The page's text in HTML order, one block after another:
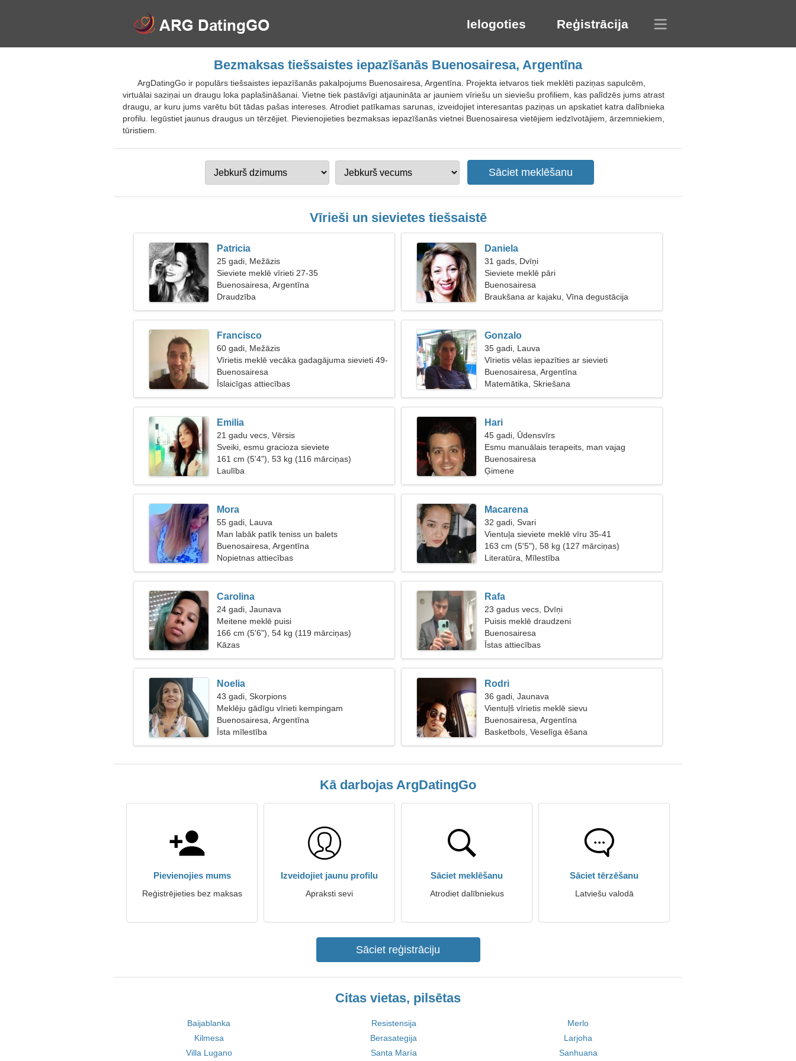
Ielogoties Reģistrācija
Bezmaksas tiešsaistes iepazīšanās Buenosairesa, Argentīna
ArgDatingGo ir populārs tiešsaistes iepazīšanās pakalpojums Buenosairesa, Argentīna. Projekta ietvaros tiek meklēti paziņas sapulcēm,
virtuālai saziņai un draugu loka paplašināšanai. Vietne tiek pastāvīgi atjaunināta ar jauniem vīriešu un sieviešu profiliem, kas palīdzēs jums atrast
draugu, ar kuru jums varētu būt tādas pašas intereses. Atrodiet patīkamas sarunas, izveidojiet interesantas paziņas un apskatiet katra dalībnieka
profilu. Iegūstiet jaunus draugus un tērzējiet. Pievienojieties bezmaksas iepazīšanās vietnei Buenosairesa vietējiem iedzīvotājiem, ārzemniekiem,
tūristiem.
Vīrieši un sievietes tiešsaistē
Patricia
25 gadi, Mežāzis
Sieviete meklē vīrieti 27-35
Buenosairesa, Argentīna
Draudzība
Daniela
31 gads, Dvīņi
Sieviete meklē pāri
Buenosairesa
Braukšana ar kajaku, Vīna degustācija
Francisco
60 gadi, Mežāzis
Vīrietis meklē vecāka gadagājuma sievieti 49-
57
Buenosairesa
Īslaicīgas attiecības
Gonzalo
35 gadi, Lauva
Vīrietis vēlas iepazīties ar sievieti
Buenosairesa, Argentīna
Matemātika, Skriešana
Emilia
21 gadu vecs, Vērsis
Sveiki, esmu gracioza sieviete
161 cm (5'4"), 53 kg (116 mārciņas)
Laulība
Hari
45 gadi, Ūdensvīrs
Esmu manuālais terapeits, man vajag
pieticīgu sievieti
Buenosairesa
Ģimene
Mora
55 gadi, Lauva
Man labāk patīk teniss un balets
Buenosairesa, Argentīna
Nopietnas attiecības
Macarena
32 gadi, Svari
Vientuļa sieviete meklē vīru 35-41
163 cm (5'5"), 58 kg (127 mārciņas)
Literatūra, Mīlestība
Carolina
24 gadi, Jaunava
Meitene meklē puisi
166 cm (5'6"), 54 kg (119 mārciņas)
Kāzas
Rafa
23 gadus vecs, Dvīņi
Puisis meklē draudzeni
Buenosairesa
Īstas attiecības
Noelia
43 gadi, Skorpions
Meklēju gādīgu vīrieti kempingam
Buenosairesa, Argentīna
Īsta mīlestība
Rodri
36 gadi, Jaunava
Vientuļš vīrietis meklē sievu
Buenosairesa, Argentīna
Basketbols, Veselīga ēšana
Kā darbojas ArgDatingGo
Pievienojies mums
Reģistrējieties bez maksas
Izveidojiet jaunu profilu
Apraksti sevi
Sāciet meklēšanu
Atrodiet dalībniekus
Sāciet tērzēšanu
Latviešu valodā
Sāciet reģistrāciju
Citas vietas, pilsētas
Baijablanka Resistensija
Merlo
Kilmesa
Berasategija
Larjoha
Villa Lugano
Santa María Sanhuana